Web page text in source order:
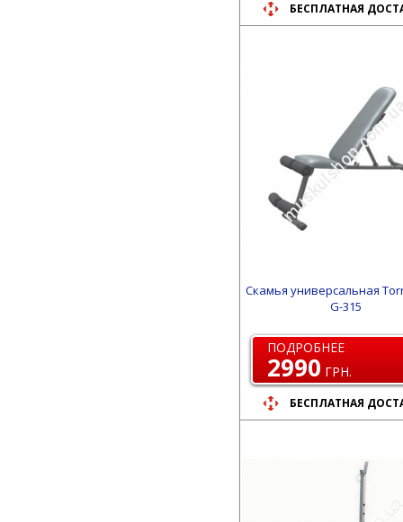
БЕСПЛАТНАЯ
Скамья универсальная
G-315
ПОДРОБНЕЕ
2990 ГРН.
БЕСПЛАТНАЯ